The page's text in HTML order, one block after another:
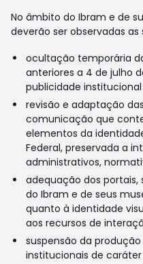
No âmbito do Ibram e de
deverão ser observadas
ocultação temporária
anteriores a 4 de julho
publicidade
revisão e adaptação
comunicação que
elementos da
Federal, preservada a
administrativos,
adequação dos
do Ibram e de seus
quanto à identidade
aos recursos de
suspensão da
institucionais de